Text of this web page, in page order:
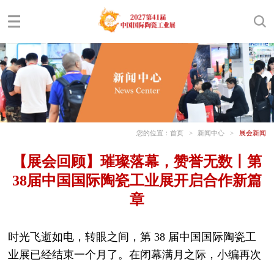
您的位置： 首页 > 新闻中心 > 展会新闻
【展会回顾】璀璨落幕，赞誉无数丨第
38届中国国际陶瓷工业展开启合作新篇
章
时光飞逝如电，转眼之间，第 38 届中国国际陶瓷工
业展已经结束一个月了。在闭幕满月之际，小编再次